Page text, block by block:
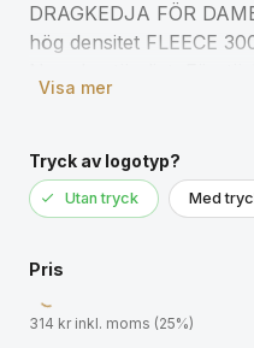
DRAGKEDJA FÖR
hög densitet FLEECE
fodrad krage, 2 fickor
halvmåneok, Elastisk
matchande storlekar, se
om
Visa mer
Tryck av logotyp?
Utan tryck Med
Pris
314 kr inkl. moms (25%)